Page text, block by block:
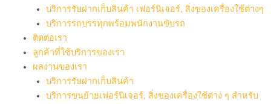
บริการรับฝากเก็บสินค้า เฟอร์นิเจอร์, สิ่งของเครื่องใช้ต่างๆ
บริการรถบรรทุกพร้อมพนักงานขับรถ
ติดต่อเรา
ลูกค้าที่ใช้บริการของเรา
ผลงานของเรา
บริการรับฝากเก็บสินค้า
บริการขนย้ายเฟอร์นิเจอร์, สิ่งของเครื่องใช้ต่าง ๆ สำหรับ